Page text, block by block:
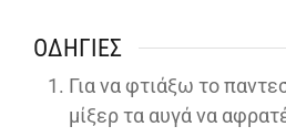
ΟΔΗΓΊΕΣ
Για να φτιάξω το
μίξερ τα αυγά να